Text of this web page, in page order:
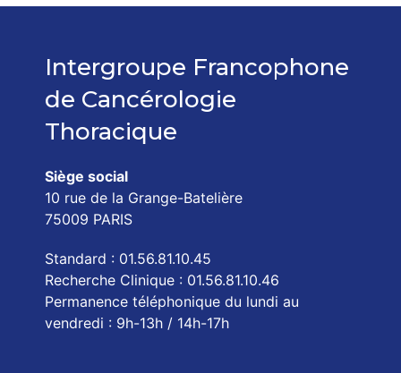
Intergroupe Francophone
de Cancérologie
Thoracique
Siège social
10 rue de la Grange-Batelière
75009 PARIS
Standard : 01.56.81.10.45
Recherche Clinique : 01.56.81.10.46
Permanence téléphonique du lundi au
vendredi : 9h-13h / 14h-17h